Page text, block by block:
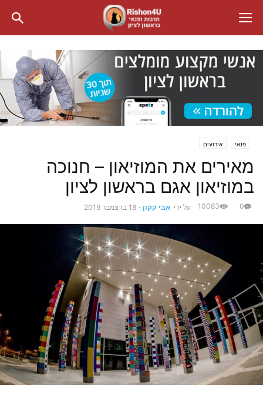
פנאי אירועים
מאירים את המוזיאון – חנוכה
במוזיאון אגם בראשון לציון
על ידי אבי קקון - 18 בדצמבר 2019 0
10083